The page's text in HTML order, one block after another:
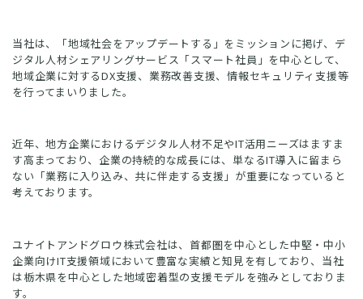
当社は、「地域社会をアップデートする」をミッションに掲げ、デ
ジタル人材シェアリングサービス「スマート社員」を中心として、
地域企業に対するDX支援、業務改善支援、情報セキュリティ支援等
を行ってまいりました。
近年、地方企業におけるデジタル人材不足やIT活用ニーズはますま
す高まっており、企業の持続的な成長には、単なるIT導入に留まら
ない「業務に入り込み、共に伴走する支援」が重要になっていると
考えております。
ユナイトアンドグロウ株式会社は、首都圏を中心とした中堅・中小
企業向けIT支援領域において豊富な実績と知見を有しており、当社
は栃木県を中心とした地域密着型の支援モデルを強みとしておりま
す。